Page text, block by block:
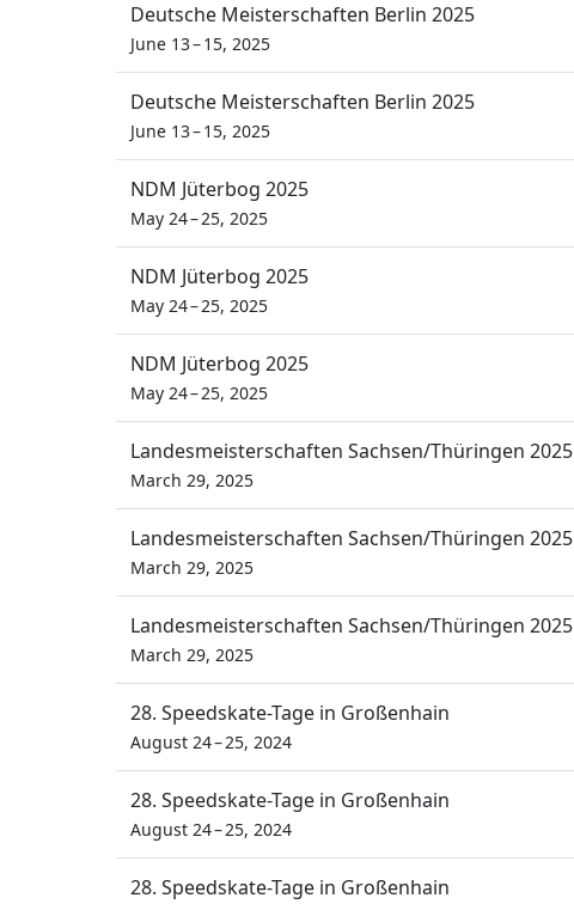
Deutsche Meisterschaften Berlin 2025
June 13 – 15, 2025
Deutsche Meisterschaften Berlin 2025
June 13 – 15, 2025
NDM Jüterbog 2025
May 24 – 25, 2025
NDM Jüterbog 2025
May 24 – 25, 2025
NDM Jüterbog 2025
May 24 – 25, 2025
Landesmeisterschaften Sachsen/Thüringen 2025
March 29, 2025
Landesmeisterschaften Sachsen/Thüringen 2025
March 29, 2025
Landesmeisterschaften Sachsen/Thüringen 2025
March 29, 2025
28. Speedskate-Tage in Großenhain
August 24 – 25, 2024
28. Speedskate-Tage in Großenhain
August 24 – 25, 2024
28. Speedskate-Tage in Großenhain